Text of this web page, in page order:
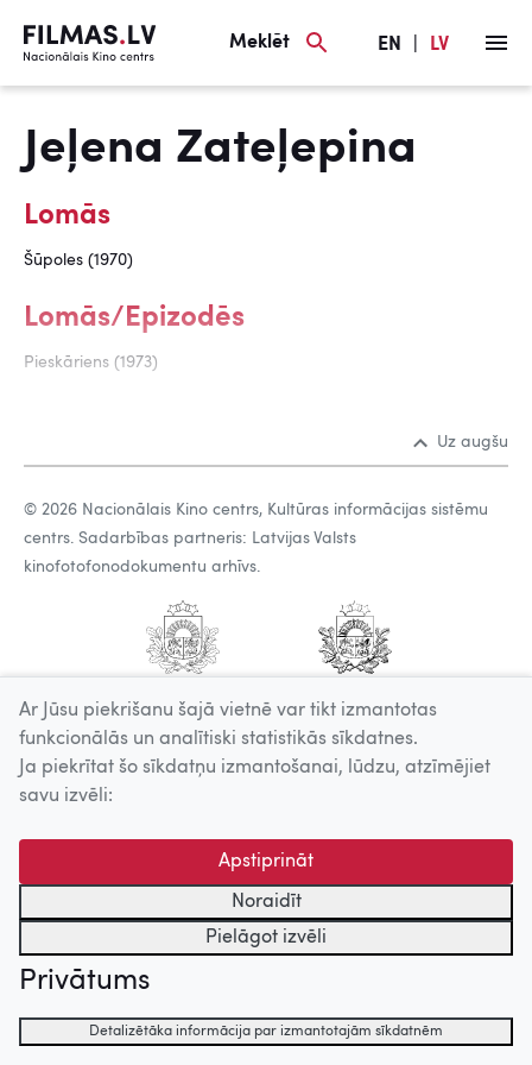
Meklēt EN LV
Jeļena Zateļepina
Lomās
Šūpoles (1970)
Lomās/Epizodēs
Pieskāriens (1973)
Uz augšu
© 2026 Nacionālais Kino centrs, Kultūras informācijas sistēmu
centrs. Sadarbības partneris: Latvijas Valsts
kinofotofonodokumentu arhīvs.
Ar Jūsu piekrišanu šajā vietnē var tikt izmantotas
funkcionālās un analītiski statistikās sīkdatnes.
Ja piekrītat šo sīkdatņu izmantošanai, lūdzu, atzīmējiet
savu izvēli:
Apstiprināt
Noraidīt
Pielāgot izvēli
Privātums
Detalizētāka informācija par izmantotajām sīkdatnēm